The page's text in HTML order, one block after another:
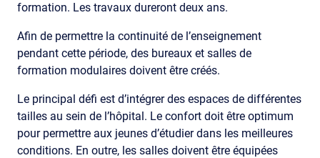
formation. Les travaux dureront deux ans.
Afin de permettre la continuité de l’enseignement
pendant cette période, des bureaux et salles de
formation modulaires doivent être créés.
Le principal défi est d’intégrer des espaces de différentes
tailles au sein de l’hôpital. Le confort doit être optimum
pour permettre aux jeunes d’étudier dans les meilleures
conditions. En outre, les salles doivent être équipées